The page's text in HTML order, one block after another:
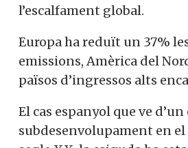
l’escalfament global.
Europa ha reduït un 37%
emissions, Amèrica del
països d’ingressos alts
El cas espanyol que ve
subdesenvolupament en